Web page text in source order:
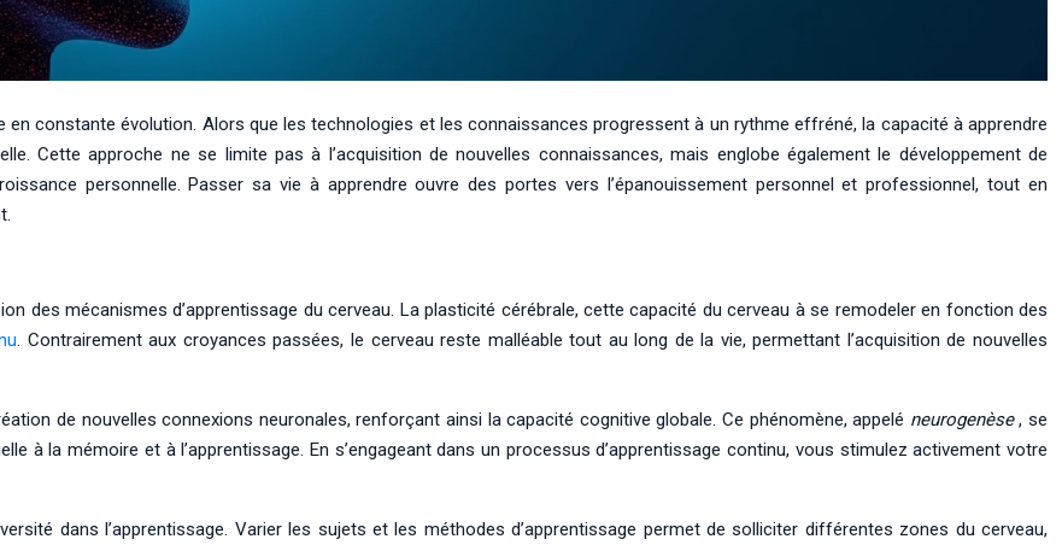
constante évolution. Alors que les technologies et les connaissances progressent à un rythme effréné, la capacité à apprendre
Cette approche ne se limite pas à l’acquisition de nouvelles connaissances, mais englobe également le développement de
personnelle. Passer sa vie à apprendre ouvre des portes vers l’épanouissement personnel et professionnel, tout en
des mécanismes d’apprentissage du cerveau. La plasticité cérébrale, cette capacité du cerveau à se remodeler en fonction des
. Contrairement aux croyances passées, le cerveau reste malléable tout au long de la vie, permettant l’acquisition de nouvelles
de nouvelles connexions neuronales, renforçant ainsi la capacité cognitive globale. Ce phénomène, appelé neurogenèse, se
à la mémoire et à l’apprentissage. En s’engageant dans un processus d’apprentissage continu, vous stimulez activement votre
dans l’apprentissage. Varier les sujets et les méthodes d’apprentissage permet de solliciter différentes zones du cerveau,